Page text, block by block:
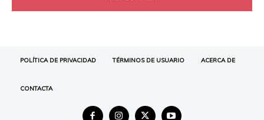
POLÍTICA DE PRIVACIDAD TÉRMINOS DE USUARIO ACERCA DE
CONTACTA